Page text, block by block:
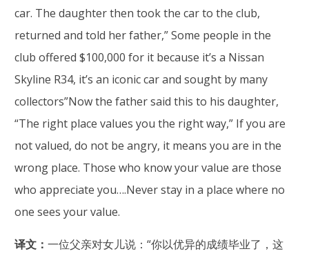
car. The daughter then took the car to the club,
returned and told her father,” Some people in the
club offered $100,000 for it because it’s a Nissan
Skyline R34, it’s an iconic car and sought by many
collectors”Now the father said this to his daughter,
“The right place values you the right way,” If you are
not valued, do not be angry, it means you are in the
wrong place. Those who know your value are those
who appreciate you….Never stay in a place where no
one sees your value.
译文：一位父亲对女儿说：“你以优异的成绩毕业了，这